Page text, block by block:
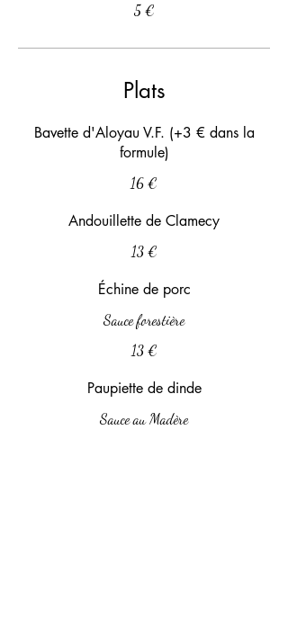
5 €
Plats
Bavette d'Aloyau V.F. (+3 € dans la
formule)
16 €
Andouillette de Clamecy
13 €
Échine de porc
Sauce forestière
13 €
Paupiette de dinde
Sauce au Madère